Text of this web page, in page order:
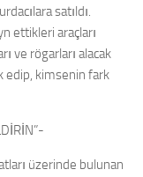
satıldı.
ettikleri araçları
ve rögarları alacak
edip, kimsenin fark
üzerinde bulunan